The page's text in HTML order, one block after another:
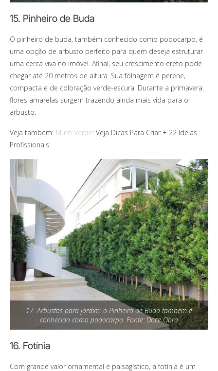
15. Pinheiro de Buda
O pinheiro de buda, também conhecido como podocarpo, é
uma opção de arbusto perfeito para quem deseja estruturar
uma cerca viva no imóvel. Afinal, seu crescimento ereto pode
chegar até 20 metros de altura. Sua folhagem é perene,
compacta e de coloração verde-escura. Durante a primavera,
flores amarelas surgem trazendo ainda mais vida para o
arbusto.
Veja também: Muro Verde: Veja Dicas Para Criar + 22 Ideias
Profissionais
17. Arbustos para jardim: o Pinheiro de Buda também é
conhecido como podocarpo. Fonte: Doce Obra
16. Fotínia
Com grande valor ornamental e paisagístico, a fotínia é um